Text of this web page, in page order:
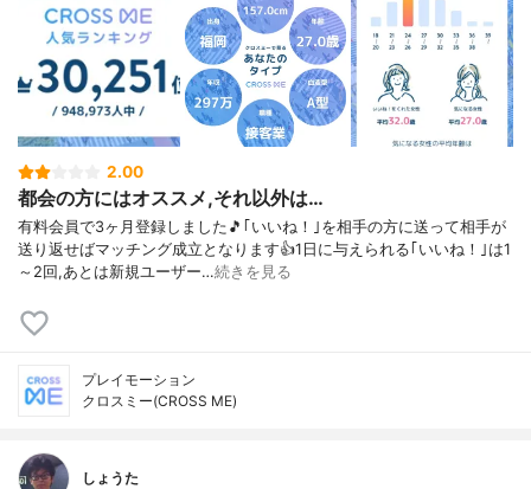
2.00
都会の方にはオススメ,それ以外は…
有料会員で3ヶ月登録しました🎵｢いいね！｣を相手の方に送って相手が
送り返せばマッチング成立となります👍1日に与えられる｢いいね！｣は1
～2回,あとは新規ユーザー…続きを見る
プレイモーション
クロスミー(CROSS ME)
しょうた